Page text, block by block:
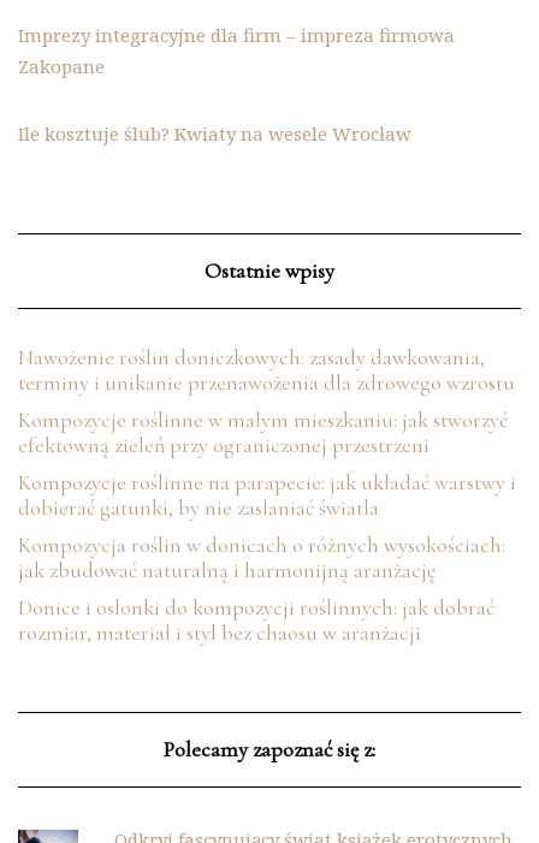
Imprezy integracyjne dla firm – impreza firmowa
Zakopane
Ile kosztuje ślub? Kwiaty na wesele Wrocław
Ostatnie wpisy
Nawożenie roślin doniczkowych: zasady dawkowania,
terminy i unikanie przenawożenia dla zdrowego wzrostu
Kompozycje roślinne w małym mieszkaniu: jak stworzyć
efektowną zieleń przy ograniczonej przestrzeni
Kompozycje roślinne na parapecie: jak układać warstwy i
dobierać gatunki, by nie zasłaniać światła
Kompozycja roślin w donicach o różnych wysokościach:
jak zbudować naturalną i harmonijną aranżację
Donice i osłonki do kompozycji roślinnych: jak dobrać
rozmiar, materiał i styl bez chaosu w aranżacji
Polecamy zapoznać się z: